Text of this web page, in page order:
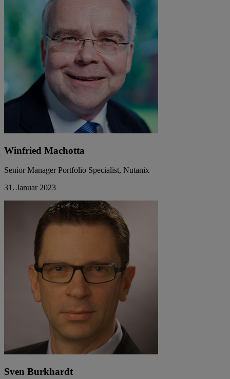
Winfried Machotta
Senior Manager Portfolio Specialist, Nutanix
31. Januar 2023
Sven Burkhardt